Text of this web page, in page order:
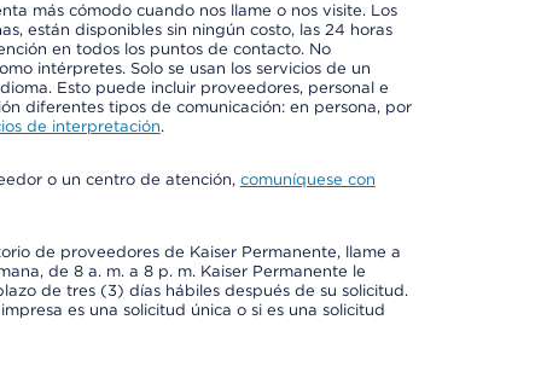
más cómodo cuando nos llame o nos visite. Los
están disponibles sin ningún costo, las 24 horas
en todos los puntos de contacto. No
intérpretes. Solo se usan los servicios de un
Esto puede incluir proveedores, personal e
diferentes tipos de comunicación: en persona, por
de interpretación.
o un centro de atención, comuníquese con
de proveedores de Kaiser Permanente, llame a
de 8 a. m. a 8 p. m. Kaiser Permanente le
de tres (3) días hábiles después de su solicitud.
es una solicitud única o si es una solicitud